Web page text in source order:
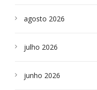
agosto 2026
julho 2026
junho 2026